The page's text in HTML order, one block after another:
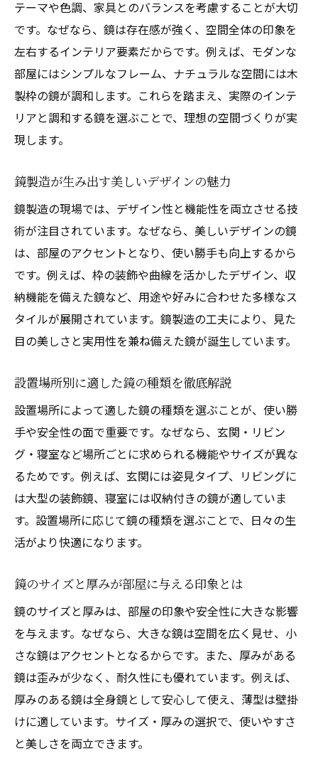
テーマや色調、家具とのバランスを考慮することが大切
です。なぜなら、鏡は存在感が強く、空間全体の印象を
左右するインテリア要素だからです。例えば、モダンな
部屋にはシンプルなフレーム、ナチュラルな空間には木
製枠の鏡が調和します。これらを踏まえ、実際のインテ
リアと調和する鏡を選ぶことで、理想の空間づくりが実
現します。
鏡製造が生み出す美しいデザインの魅力
鏡製造の現場では、デザイン性と機能性を両立させる技
術が注目されています。なぜなら、美しいデザインの鏡
は、部屋のアクセントとなり、使い勝手も向上するから
です。例えば、枠の装飾や曲線を活かしたデザイン、収
納機能を備えた鏡など、用途や好みに合わせた多様なス
タイルが展開されています。鏡製造の工夫により、見た
目の美しさと実用性を兼ね備えた鏡が誕生しています。
設置場所別に適した鏡の種類を徹底解説
設置場所によって適した鏡の種類を選ぶことが、使い勝
手や安全性の面で重要です。なぜなら、玄関・リビン
グ・寝室など場所ごとに求められる機能やサイズが異な
るためです。例えば、玄関には姿見タイプ、リビングに
は大型の装飾鏡、寝室には収納付きの鏡が適していま
す。設置場所に応じて鏡の種類を選ぶことで、日々の生
活がより快適になります。
鏡のサイズと厚みが部屋に与える印象とは
鏡のサイズと厚みは、部屋の印象や安全性に大きな影響
を与えます。なぜなら、大きな鏡は空間を広く見せ、小
さな鏡はアクセントとなるからです。また、厚みがある
鏡は歪みが少なく、耐久性にも優れています。例えば、
厚みのある鏡は全身鏡として安心して使え、薄型は壁掛
けに適しています。サイズ・厚みの選択で、使いやすさ
と美しさを両立できます。